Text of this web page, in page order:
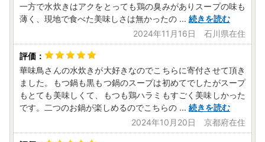
※ワンストップ特例申請受付業務を外部委託しています。
■締切
令和9年1月10日必着
※お名前に旧字体または機種依存文字などが含まれている場
合、当市からお送りするメールにおいて、システム上一部の
メールソフトにて文字化けが発生する可能性がございます。
一方で水炊きはアクをとっても鶏の臭みがありスープの味も
薄く、現地で食べた美味しさは無かったの ... 続きを読む
2024年11月16日 石川県在住
華味鳥さんの水炊きが大好きなのでこちらに寄付させて頂き
ました。もつ鍋も黒もつ鍋のスープは初めてでしたがスープ
もとても美味しくて、もつも鶏ハラミもすごく美味しかった
です。二つのお鍋が楽しめるのでこちらの ... 続きを読む
2024年10月20日 京都府在住